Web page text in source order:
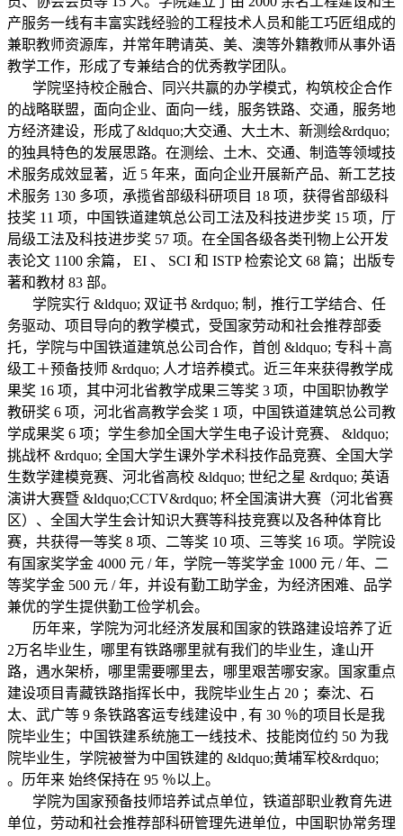
产服务一线有丰富实践经验的工程技术人员和能工巧匠组成的
兼职教师资源库，并常年聘请英、美、澳等外籍教师从事外语
教学工作，形成了专兼结合的优秀教学团队。
学院坚持校企融合、同兴共赢的办学模式，构筑校企合作
的战略联盟，面向企业、面向一线，服务铁路、交通，服务地
方经济建设，形成了&ldquo;大交通、大土木、新测绘&rdquo;
的独具特色的发展思路。在测绘、土木、交通、制造等领域技
术服务成效显著，近 5 年来，面向企业开展新产品、新工艺技
术服务 130 多项，承揽省部级科研项目 18 项，获得省部级科
技奖 11 项，中国铁道建筑总公司工法及科技进步奖 15 项，厅
局级工法及科技进步奖 57 项。在全国各级各类刊物上公开发
表论文 1100 余篇， EI 、 SCI 和 ISTP 检索论文 68 篇；出版专
著和教材 83 部。
学院实行 &ldquo; 双证书 &rdquo; 制，推行工学结合、任
务驱动、项目导向的教学模式，受国家劳动和社会推荐部委
托，学院与中国铁道建筑总公司合作，首创 &ldquo; 专科＋高
级工＋预备技师 &rdquo; 人才培养模式。近三年来获得教学成
果奖 16 项，其中河北省教学成果三等奖 3 项，中国职协教学
教研奖 6 项，河北省高教学会奖 1 项，中国铁道建筑总公司教
学成果奖 6 项；学生参加全国大学生电子设计竞赛、 &ldquo;
挑战杯 &rdquo; 全国大学生课外学术科技作品竞赛、全国大学
生数学建模竞赛、河北省高校 &ldquo; 世纪之星 &rdquo; 英语
演讲大赛暨 &ldquo;CCTV&rdquo; 杯全国演讲大赛（河北省赛
区）、全国大学生会计知识大赛等科技竞赛以及各种体育比
赛，共获得一等奖 8 项、二等奖 10 项、三等奖 16 项。学院设
有国家奖学金 4000 元 / 年，学院一等奖学金 1000 元 / 年、二
等奖学金 500 元 / 年，并设有勤工助学金，为经济困难、品学
兼优的学生提供勤工俭学机会。
历年来，学院为河北经济发展和国家的铁路建设培养了近
2万名毕业生，哪里有铁路哪里就有我们的毕业生，逢山开
路，遇水架桥，哪里需要哪里去，哪里艰苦哪安家。国家重点
建设项目青藏铁路指挥长中，我院毕业生占 20 ；秦沈、石
太、武广等 9 条铁路客运专线建设中 , 有 30 ％的项目长是我
院毕业生；中国铁建系统施工一线技术、技能岗位约 50 为我
院毕业生，学院被誉为中国铁建的 &ldquo;黄埔军校&rdquo;
。历年来 始终保持在 95 ％以上。
学院为国家预备技师培养试点单位，铁道部职业教育先进
单位，劳动和社会推荐部科研管理先进单位，中国职协常务理